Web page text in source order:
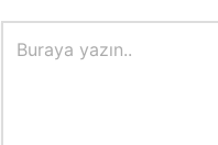
Buraya
yazın..